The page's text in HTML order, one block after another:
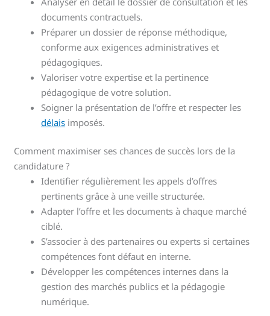
documents contractuels.
Préparer un dossier de réponse méthodique,
conforme aux exigences administratives et
pédagogiques.
Valoriser votre expertise et la pertinence
pédagogique de votre solution.
Soigner la présentation de l’offre et respecter les
délais imposés.
Comment maximiser ses chances de succès lors de la
candidature ?
Identifier régulièrement les appels d’offres
pertinents grâce à une veille structurée.
Adapter l’offre et les documents à chaque marché
ciblé.
S’associer à des partenaires ou experts si certaines
compétences font défaut en interne.
Développer les compétences internes dans la
gestion des marchés publics et la pédagogie
numérique.